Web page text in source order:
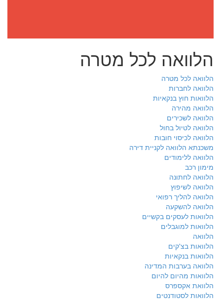
הלוואה לכל מטרה
הלוואה לכל מטרה
הלוואה לחברות
הלוואות חוץ בנקאיות
הלוואה מהירה
הלוואה לשכירים
הלוואה לטיול בחול
הלוואה לכיסוי חובות
משכנתא הלוואה לקניית דירה
הלוואה ללימודים
מימון רכב
הלוואה לחתונה
הלוואה לשיפוץ
הלוואה להליך רפואי
הלוואה להשקעה
הלוואות לעסקים בקשיים
הלוואות למוגבלים
הלוואה
הלוואות בצ'קים
הלוואות בנקאיות
הלוואה בערבות המדינה
הלוואות מהיום להיום
הלוואת אקספרס
הלוואות לסטודנטים